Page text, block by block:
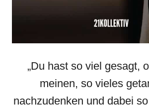
„Du hast so viel gesagt,
meinen, so vieles
nachzudenken und dabei